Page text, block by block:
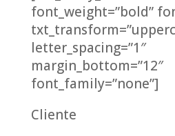
font_weight=”bold”
letter_spacing=”1″
margin_bottom=”12″
font_family=”none”]
Cliente